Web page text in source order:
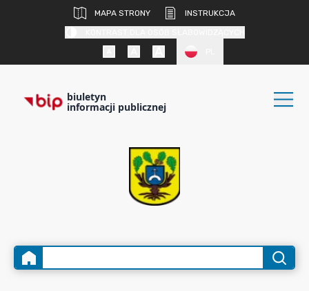
MAPA STRONY
INSTRUKCJA
biuletyn
informacji publicznej